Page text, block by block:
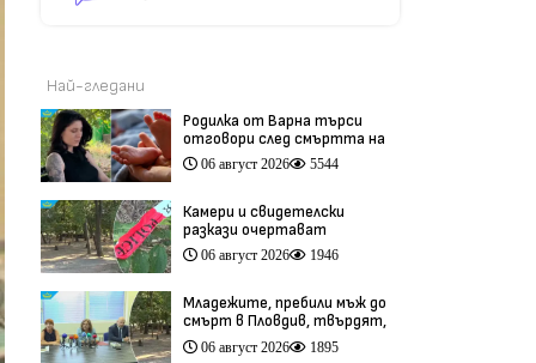
Най-гледани
Родилка от Варна търси
отговори след смъртта на
бебето ѝ дни преди секцио
(видео)
06 август 2026 5544
Камери и свидетелски
разкази очертават
хронологията на фаталния
побой край Младежкия хълм
06 август 2026 1946
Младежите, пребили мъж до
смърт в Пловдив, твърдят,
че са „ловци на педофили”
(видео)
06 август 2026 1895